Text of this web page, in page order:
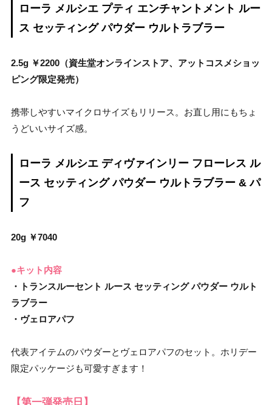
ローラ メルシエ プティ エンチャントメント ルー
ス セッティング パウダー ウルトラブラー
2.5g ￥2200（資生堂オンラインストア、アットコスメショッ
ピング限定発売）
携帯しやすいマイクロサイズもリリース。お直し用にもちょ
うどいいサイズ感。
ローラ メルシエ ディヴァインリー フローレス ル
ース セッティング パウダー ウルトラブラー & パ
フ
20g ￥7040
●キット内容
・トランスルーセント ルース セッティング パウダー ウルト
ラブラー
・ヴェロアパフ
代表アイテムのパウダーとヴェロアパフのセット。ホリデー
限定パッケージも可愛すぎます！
【第一弾発売日】